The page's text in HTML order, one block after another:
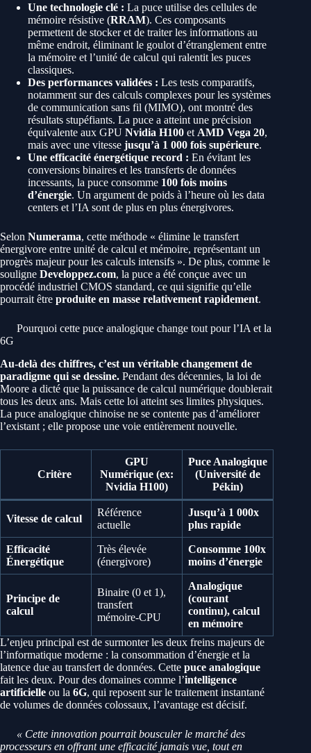
Une technologie clé : La puce utilise des cellules de
mémoire résistive (RRAM). Ces composants
permettent de stocker et de traiter les informations au
même endroit, éliminant le goulot d’étranglement entre
la mémoire et l’unité de calcul qui ralentit les puces
classiques.
Des performances validées : Les tests comparatifs,
notamment sur des calculs complexes pour les systèmes
de communication sans fil (MIMO), ont montré des
résultats stupéfiants. La puce a atteint une précision
équivalente aux GPU Nvidia H100 et AMD Vega 20,
mais avec une vitesse jusqu’à 1 000 fois supérieure.
Une efficacité énergétique record : En évitant les
conversions binaires et les transferts de données
incessants, la puce consomme 100 fois moins
d’énergie. Un argument de poids à l’heure où les data
centers et l’IA sont de plus en plus énergivores.
Selon Numerama, cette méthode « élimine le transfert
énergivore entre unité de calcul et mémoire, représentant un
progrès majeur pour les calculs intensifs ». De plus, comme le
souligne Developpez.com, la puce a été conçue avec un
procédé industriel CMOS standard, ce qui signifie qu’elle
pourrait être produite en masse relativement rapidement.
Pourquoi cette puce analogique change tout pour l’IA et la
6G
Au-delà des chiffres, c’est un véritable changement de
paradigme qui se dessine. Pendant des décennies, la loi de
Moore a dicté que la puissance de calcul numérique doublerait
tous les deux ans. Mais cette loi atteint ses limites physiques.
La puce analogique chinoise ne se contente pas d’améliorer
l’existant ; elle propose une voie entièrement nouvelle.
Critère
GPU
Numérique (ex:
Nvidia H100)
Puce Analogique
(Université de
Pékin)
Vitesse de calcul
Référence
actuelle
Jusqu’à 1 000x
plus rapide
Efficacité
Énergétique
Très élevée
(énergivore)
Consomme 100x
moins d’énergie
Principe de
calcul
Binaire (0 et 1),
transfert
mémoire-CPU
Analogique
(courant
continu), calcul
en mémoire
L’enjeu principal est de surmonter les deux freins majeurs de
l’informatique moderne : la consommation d’énergie et la
latence due au transfert de données. Cette puce analogique
fait les deux. Pour des domaines comme l’intelligence
artificielle ou la 6G, qui reposent sur le traitement instantané
de volumes de données colossaux, l’avantage est décisif.
« Cette innovation pourrait bousculer le marché des
processeurs en offrant une efficacité jamais vue, tout en